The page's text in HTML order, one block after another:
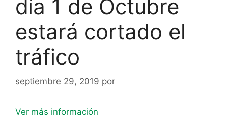
día 1 de Octubre
estará cortado el
tráfico
septiembre 29, 2019 por
Ver más información